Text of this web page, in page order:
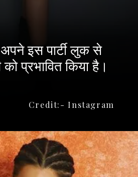
Credit:- Instagram
अपने इस पार्टी लुक से
प्रभावित किया है।